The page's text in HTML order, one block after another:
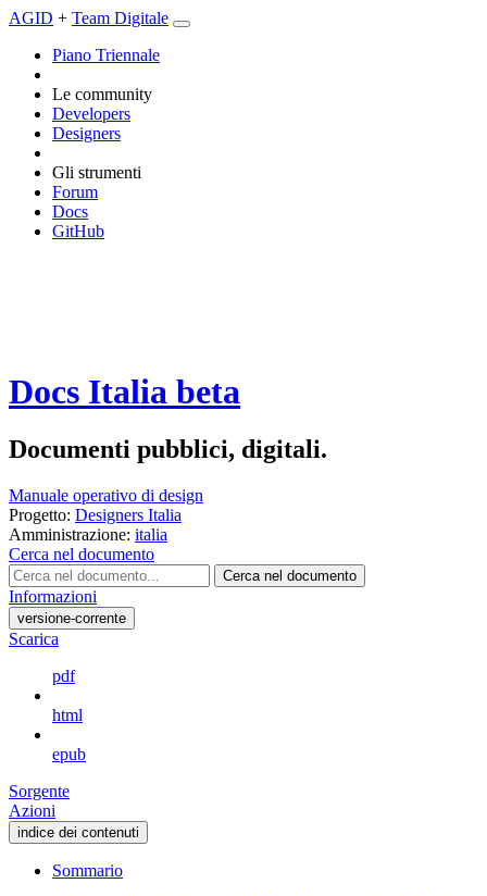
AGID + Team Digitale
Piano Triennale
Le community
Developers
Designers
Gli strumenti
Forum
Docs
GitHub
Docs Italia beta
Documenti pubblici, digitali.
Manuale operativo di design
Progetto: Designers Italia
Amministrazione: italia
Cerca nel documento
Cerca nel documento
Informazioni
versione-corrente
Scarica
pdf
html
epub
Sorgente
Azioni
indice dei contenuti
Sommario